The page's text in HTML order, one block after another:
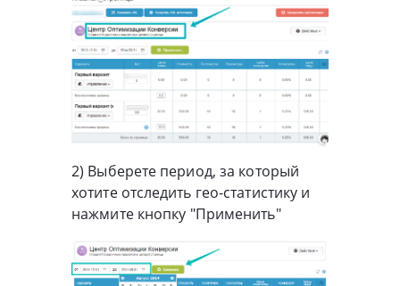
2) Выберете период, за который
хотите отследить гео-статистику и
нажмите кнопку "Применить"